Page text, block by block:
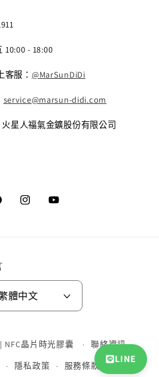
- 18:00
客服： @MarSunDiDi
service@marsun-didi.com
星人福氣金鑛股份有限公司
InstagramYouTube
體中文
款
方
NFC晶片時光膠囊
聯絡資訊
隱私政策 服務條款
LINE